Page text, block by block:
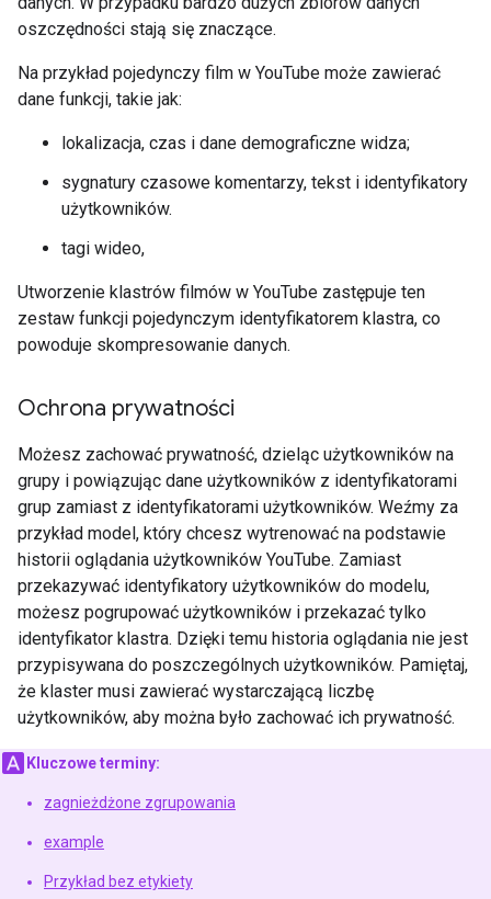
oszczędności stają się znaczące.
Na przykład pojedynczy film w YouTube może zawierać
dane funkcji, takie jak:
lokalizacja, czas i dane demograficzne widza;
sygnatury czasowe komentarzy, tekst i identyfikatory
użytkowników.
tagi wideo,
Utworzenie klastrów filmów w YouTube zastępuje ten
zestaw funkcji pojedynczym identyfikatorem klastra, co
powoduje skompresowanie danych.
Ochrona prywatności
Możesz zachować prywatność, dzieląc użytkowników na
grupy i powiązując dane użytkowników z identyfikatorami
grup zamiast z identyfikatorami użytkowników. Weźmy za
przykład model, który chcesz wytrenować na podstawie
historii oglądania użytkowników YouTube. Zamiast
przekazywać identyfikatory użytkowników do modelu,
możesz pogrupować użytkowników i przekazać tylko
identyfikator klastra. Dzięki temu historia oglądania nie jest
przypisywana do poszczególnych użytkowników. Pamiętaj,
że klaster musi zawierać wystarczającą liczbę
użytkowników, aby można było zachować ich prywatność.
Kluczowe terminy:
zagnieżdżone zgrupowania
example
Przykład bez etykiety